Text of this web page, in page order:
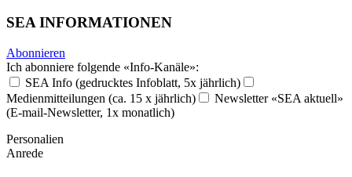
SEA INFORMATIONEN
Abonnieren
Ich abonniere folgende «Info-Kanäle»:
SEA Info (gedrucktes Infoblatt, 5x jährlich)
Medienmitteilungen (ca. 15 x jährlich)
Newsletter «SEA aktuell»
(E-mail-Newsletter, 1x monatlich)
Personalien
Anrede